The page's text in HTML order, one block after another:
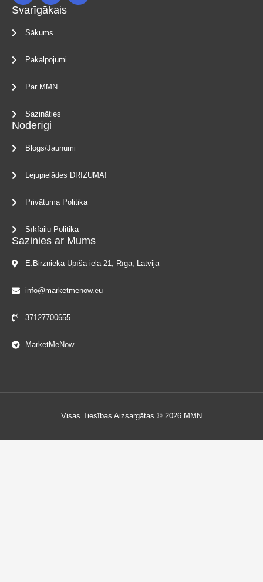
Svarīgākais
Sākums
Pakalpojumi
Par MMN
Sazināties
Noderīgi
Blogs/Jaunumi
Lejupielādes DRĪZUMĀ!
Privātuma Politika
Sīkfailu Politika
Sazinies ar Mums
E.Birznieka-Upīša iela 21, Rīga, Latvija
info@marketmenow.eu
37127700655
MarketMeNow
Visas Tiesības Aizsargātas © 2026 MMN